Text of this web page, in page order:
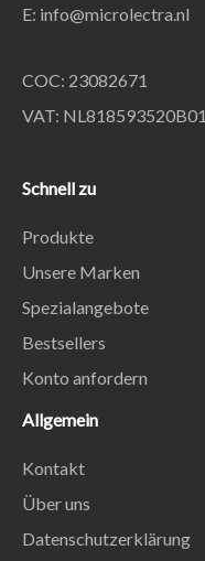
E: info@microlectra.nl
COC: 23082671
VAT: NL818593520B01
Schnell zu
Produkte
Unsere Marken
Spezialangebote
Bestsellers
Konto anfordern
Allgemein
Kontakt
Über uns
Datenschutzerklärung